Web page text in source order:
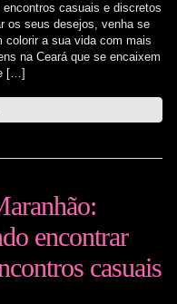
casuais e discretos
os seus desejos, venha se
colorir a sua vida com mais
na Ceará que se encaixem
[…]
encontrar
casuais